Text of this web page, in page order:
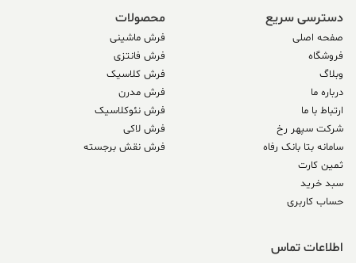
دسترسی سریع
صفحه اصلی
فروشگاه
وبلاگ
درباره ما
ارتباط با ما
شرکت سپهر رخ
سامانه بتا بانک رفاه
ثمین کارت
سبد خرید
حساب کاربری
محصولات
فرش ماشینی
فرش فانتزی
فرش کلاسیک
فرش مدرن
فرش نئوکلاسیک
فرش لاکی
فرش نقش برجسته
اطلاعات تماس